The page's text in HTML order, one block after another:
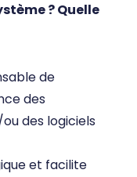
? Quelle
de
des
des logiciels
et facilite